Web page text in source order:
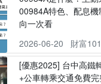
00984A特色、配息
向一次看
2026-06-20
財富101
[優惠2025] 台中高鐵
+公車轉乘交通免費